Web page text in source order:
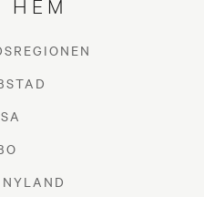
HEM